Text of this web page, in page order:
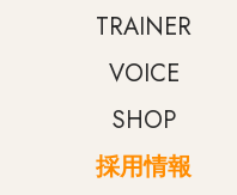
TRAINER
VOICE
SHOP
採用情報